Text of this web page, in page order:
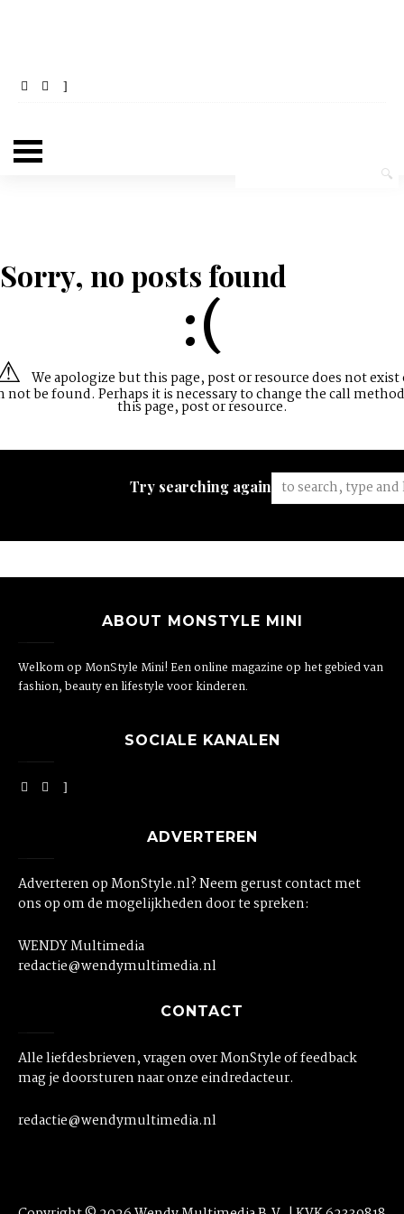
Sorry, no posts found
:(
We apologize but this page, post or resource does not exist
not be found. Perhaps it is necessary to change the call
this page, post or resource.
Try searching again:
ABOUT MONSTYLE MINI
Welkom op MonStyle Mini! Een online magazine op het gebied van
fashion, beauty en lifestyle voor kinderen.
SOCIALE KANALEN
ADVERTEREN
Adverteren op MonStyle.nl? Neem gerust contact met
ons op om de mogelijkheden door te spreken:
WENDY Multimedia
redactie@wendymultimedia.nl
CONTACT
Alle liefdesbrieven, vragen over MonStyle of feedback
mag je doorsturen naar onze eindredacteur.
redactie@wendymultimedia.nl